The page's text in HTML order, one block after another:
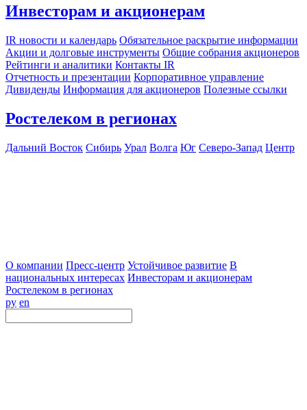
Инвесторам и акционерам
IR новости и календарь Обязательное раскрытие информации
Акции и долговые инструменты Общие собрания акционеров
Рейтинги и аналитики Контакты IR
Отчетность и презентации Корпоративное управление
Дивиденды Информация для акционеров Полезные ссылки
Ростелеком в регионах
Дальний Восток Сибирь Урал Волга Юг Северо-Запад Центр
О компании Пресс-центр Устойчивое развитие В
национальных интересах Инвесторам и акционерам
Ростелеком в регионах
ру en